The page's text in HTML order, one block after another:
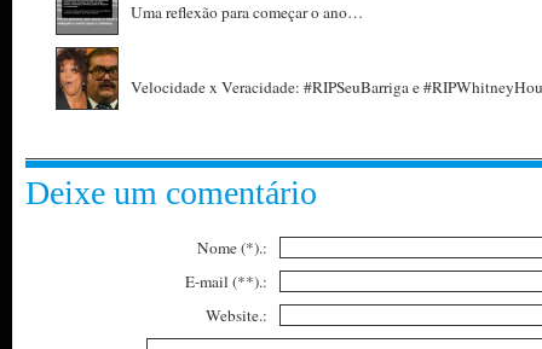
Uma reflexão para começar o ano…
Velocidade x Veracidade: #RIPSeuBarriga e
Deixe um comentário
Nome (*).:
E-mail (**).:
Website.: